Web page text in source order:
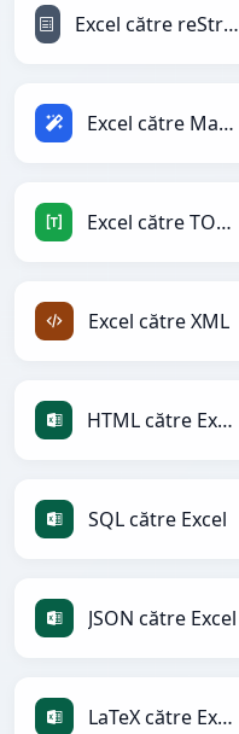
Excel către reStructuredText
Excel către Magic
Excel către TOML
Excel către XML
HTML către Excel
SQL către Excel
JSON către Excel
LaTeX către Excel